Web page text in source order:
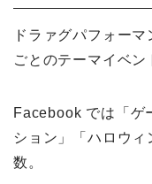
ドラァグパフォー
ごとのテーマイベン
Facebook では「ゲ
ション」「ハロウ
数。